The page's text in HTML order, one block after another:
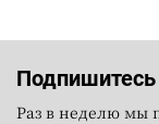
Раз в неделю мы